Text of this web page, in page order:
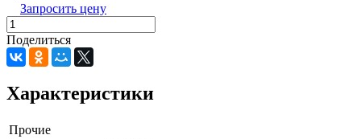
Запросить цену
Поделиться
Характеристики
Прочие